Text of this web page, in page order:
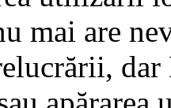
mai are
dar